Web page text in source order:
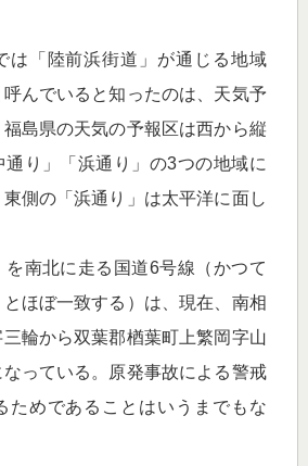
「陸前浜街道」が通じる地域
んでいると知ったのは、天気予
島県の天気の予報区は西から縦
通り」「浜通り」の3つの地域に
側の「浜通り」は太平洋に面し
南北に走る国道6号線（かつて
ほぼ一致する）は、現在、南相
輪から双葉郡楢葉町上繁岡字山
っている。原発事故による警戒
ためであることはいうまでもな